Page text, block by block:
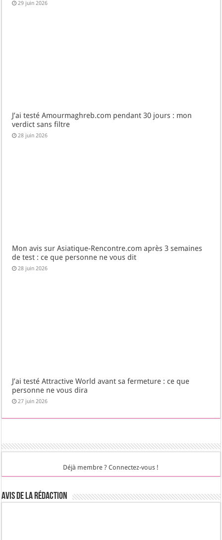
29 juin 2026
J’ai testé Amourmaghreb.com pendant 30 jours : mon
verdict sans filtre
28 juin 2026
Mon avis sur Asiatique-Rencontre.com après 3 semaines
de test : ce que personne ne vous dit
28 juin 2026
J’ai testé Attractive World avant sa fermeture : ce que
personne ne vous dira
27 juin 2026
Déjà membre ? Connectez-vous !
Avis de la rédaction